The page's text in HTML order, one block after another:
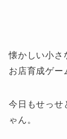
懐かしい小さ
お店育成ゲー
今日もせっせ
ゃん。